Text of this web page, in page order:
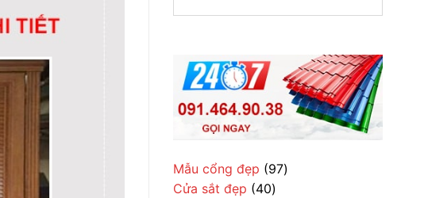
Mẫu cổng đẹp 9797
Cửa sắt đẹp 4040